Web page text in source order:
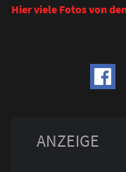
Hier viele Fotos von